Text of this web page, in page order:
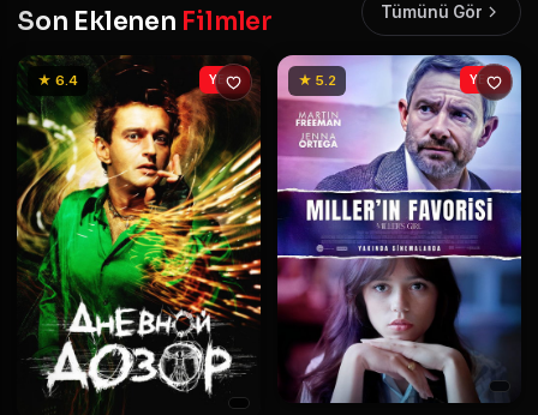
Son Eklenen Filmler Tümünü Gör
★ 6.4 YENİ ★ 5.2 YENİ